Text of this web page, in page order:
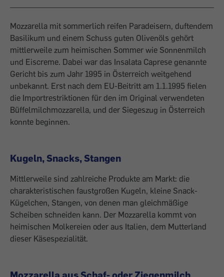
Mozzarella mit sommerlich reifen Paradeisern, duftendem
Basilikum und einem Schuss guten Olivenöls gehört
mittlerweile zum heimischen Sommer wie Sonnenmilch
und Eiscreme. Dabei war das Insalata Caprese genannte
Gericht bis zum Jahr 1995 in Österreich weitgehend
unbekannt. Erst nach dem EU-Beitritt am 1.1.1995 fielen
die Importrestriktionen für den im Original verwendeten
Büffelmilchmozzarella, und der Siegeszug in Österreich
konnte beginnen.
Kugeln, Snacks, Stangen
Mittlerweile sind zahlreiche Produkte am Markt: die
charakteristischen faustgroßen Kugeln, kleine Snack-
Kügelchen, Stangen, von denen man gleichmäßige
Scheiben schneiden kann. Der Mozzarella kommt von
heimischen Molkereien oder aus Italien, dem Mutterland
dieser Käsespezialität.